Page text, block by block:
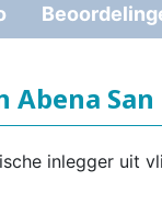
Abena San
inlegger uit